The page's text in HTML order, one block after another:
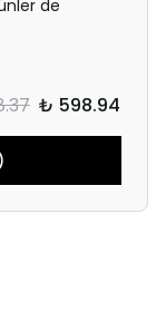
de
₺ 598.94